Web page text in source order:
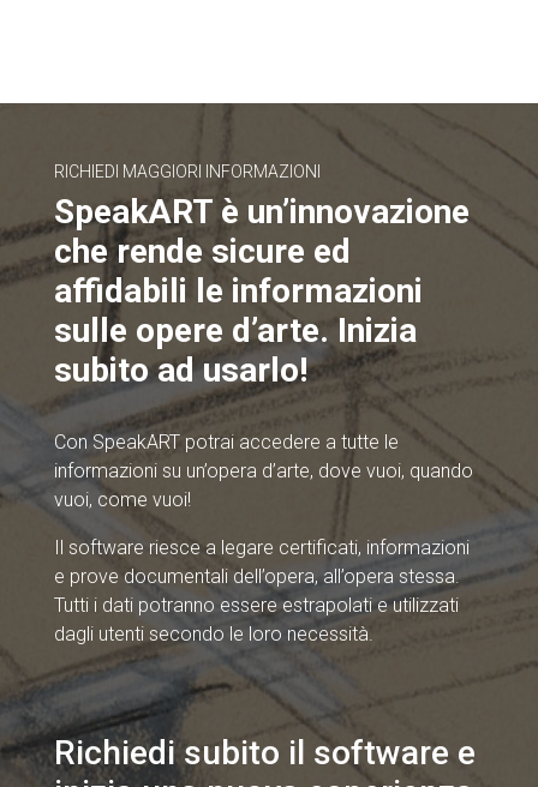
RICHIEDI MAGGIORI INFORMAZIONI
SpeakART è un’innovazione
che rende sicure ed
affidabili le informazioni
sulle opere d’arte. Inizia
subito ad usarlo!
Con SpeakART potrai accedere a tutte le
informazioni su un’opera d’arte, dove vuoi, quando
vuoi, come vuoi!
Il software riesce a legare certificati, informazioni
e prove documentali dell’opera, all’opera stessa.
Tutti i dati potranno essere estrapolati e utilizzati
dagli utenti secondo le loro necessità.
Richiedi subito il software e